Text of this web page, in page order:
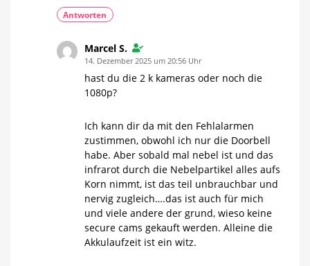
Antworten
Marcel S.
14. Dezember 2025 um 20:56 Uhr
hast du die 2 k kameras oder noch die
1080p?
Ich kann dir da mit den Fehlalarmen
zustimmen, obwohl ich nur die Doorbell
habe. Aber sobald mal nebel ist und das
infrarot durch die Nebelpartikel alles aufs
Korn nimmt, ist das teil unbrauchbar und
nervig zugleich….das ist auch für mich
und viele andere der grund, wieso keine
secure cams gekauft werden. Alleine die
Akkulaufzeit ist ein witz.